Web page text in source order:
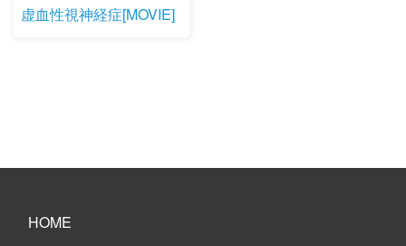
虚血性視神経症[MOVIE]
HOME